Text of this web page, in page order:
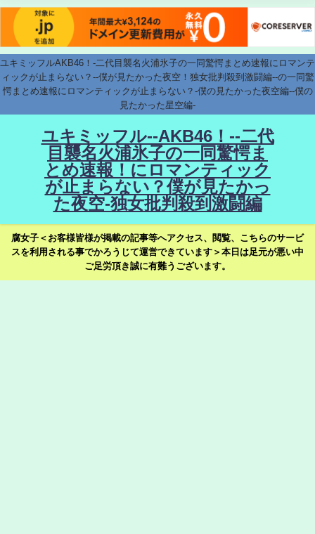
ユキミッフルAKB46！-二代目襲名火浦氷子の一同驚愕まとめ速報にロマンテ
ィックが止まらない？--僕が見たかった夜空！独女批判殺到激闘編--の一同驚
愕まとめ速報にロマンティックが止まらない？-僕の見たかった夜空編--僕の
見たかった星空編-
ユキミッフル--AKB46！--二代
目襲名火浦氷子の一同驚愕ま
とめ速報！にロマンティック
が止まらない？僕が見たかっ
た夜空-独女批判殺到激闘編
腐女子＜お客様皆様が掲載の記事等へアクセス、閲覧、こちらのサービ
スを利用される事でかろうじて運営できています＞本日は足元が悪い中
ご足労頂き誠に有難うございます。